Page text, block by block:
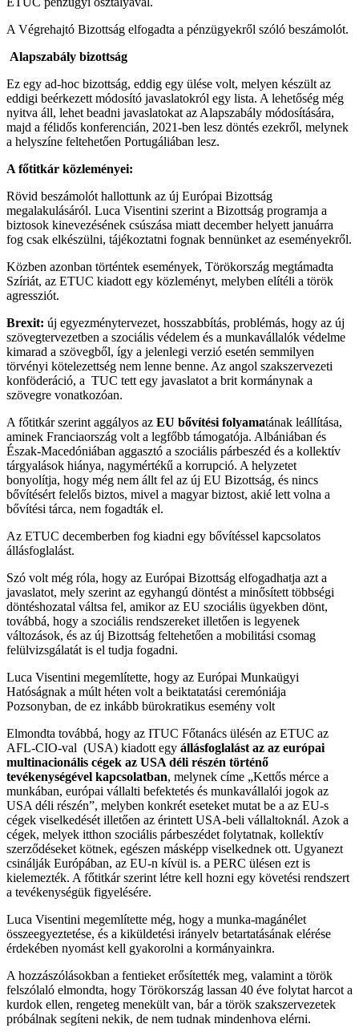
A Végrehajtó Bizottság elfogadta a pénzügyekről szóló beszámolót.
Alapszabály bizottság
Ez egy ad-hoc bizottság, eddig egy ülése volt, melyen készült az
eddigi beérkezett módosító javaslatokról egy lista. A lehetőség még
nyitva áll, lehet beadni javaslatokat az Alapszabály módosítására,
majd a félidős konferencián, 2021-ben lesz döntés ezekről, melynek
a helyszíne feltehetően Portugáliában lesz.
A főtitkár közleményei:
Rövid beszámolót hallottunk az új Európai Bizottság
megalakulásáról. Luca Visentini szerint a Bizottság programja a
biztosok kinevezésének csúszása miatt december helyett januárra
fog csak elkészülni, tájékoztatni fognak bennünket az eseményekről.
Közben azonban történtek események, Törökország megtámadta
Szíriát, az ETUC kiadott egy közleményt, melyben elítéli a török
agressziót.
Brexit: új egyezménytervezet, hosszabbítás, problémás, hogy az új
szövegtervezetben a szociális védelem és a munkavállalók védelme
kimarad a szövegből, így a jelenlegi verzió esetén semmilyen
törvényi kötelezettség nem lenne benne. Az angol szakszervezeti
konföderáció, a TUC tett egy javaslatot a brit kormánynak a
szövegre vonatkozóan.
A főtitkár szerint aggályos az EU bővítési folyamatának leállítása,
aminek Franciaország volt a legfőbb támogatója. Albániában és
Észak-Macedóniában aggasztó a szociális párbeszéd és a kollektív
tárgyalások hiánya, nagymértékű a korrupció. A helyzetet
bonyolítja, hogy még nem állt fel az új EU Bizottság, és nincs
bővítésért felelős biztos, mivel a magyar biztost, akié lett volna a
bővítési tárca, nem fogadták el.
Az ETUC decemberben fog kiadni egy bővítéssel kapcsolatos
állásfoglalást.
Szó volt még róla, hogy az Európai Bizottság elfogadhatja azt a
javaslatot, mely szerint az egyhangú döntést a minősített többségi
döntéshozatal váltsa fel, amikor az EU szociális ügyekben dönt,
továbbá, hogy a szociális rendszereket illetően is legyenek
változások, és az új Bizottság feltehetően a mobilitási csomag
felülvizsgálatát is el tudja fogadni.
Luca Visentini megemlítette, hogy az Európai Munkaügyi
Hatóságnak a múlt héten volt a beiktatatási ceremóniája
Pozsonyban, de ez inkább bürokratikus esemény volt
Elmondta továbbá, hogy az ITUC Főtanács ülésén az ETUC az
AFL-CIO-val (USA) kiadott egy állásfoglalást az az európai
multinacionális cégek az USA déli részén történő
tevékenységével kapcsolatban, melynek címe „Kettős mérce a
munkában, európai vállalti befektetés és munkavállalói jogok az
USA déli részén”, melyben konkrét eseteket mutat be a az EU-s
cégek viselkedését illetően az érintett USA-beli vállaltoknál. Azok a
cégek, melyek itthon szociális párbeszédet folytatnak, kollektív
szerződéseket kötnek, egészen másképp viselkednek ott. Ugyanezt
csinálják Európában, az EU-n kívül is. a PERC ülésen ezt is
kielemezték. A főtitkár szerint létre kell hozni egy követési rendszert
a tevékenységük figyelésére.
Luca Visentini megemlítette még, hogy a munka-magánélet
összeegyeztetése, és a kiküldetési irányelv betartatásának elérése
érdekében nyomást kell gyakorolni a kormányainkra.
A hozzászólásokban a fentieket erősítették meg, valamint a török
felszólaló elmondta, hogy Törökország lassan 40 éve folytat harcot a
kurdok ellen, rengeteg menekült van, bár a török szakszervezetek
próbálnak segíteni nekik, de nem tudnak mindenhova elérni.